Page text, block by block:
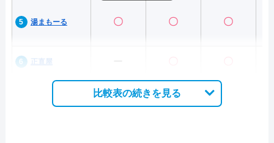
湯まもーる 〇 〇 〇
正直屋
比較表の続きを見る